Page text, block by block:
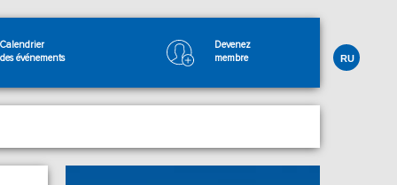
Calendrier
des événements
Devenez
membre
RU